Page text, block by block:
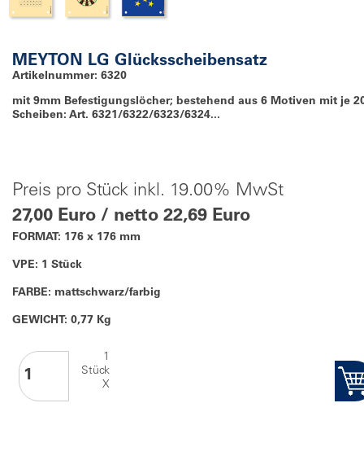
MEYTON LG Glücksscheibensatz
Artikelnummer: 6320
mit 9mm Befestigungslöcher; bestehend aus 6 Motiven mit je
Scheiben: Art. 6321/6322/6323/6324...
Preis pro Stück inkl. 19.00% MwSt
27,00 Euro / netto 22,69 Euro
FORMAT: 176 x 176 mm
VPE: 1 Stück
FARBE: mattschwarz/farbig
GEWICHT: 0,77 Kg
1
Stück
X